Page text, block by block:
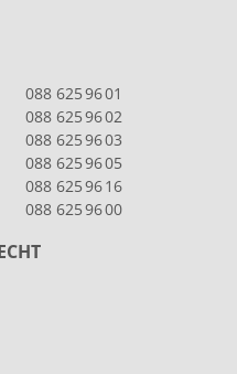
088 625 96 01
088 625 96 02
088 625 96 03
088 625 96 05
088 625 96 16
088 625 96 00